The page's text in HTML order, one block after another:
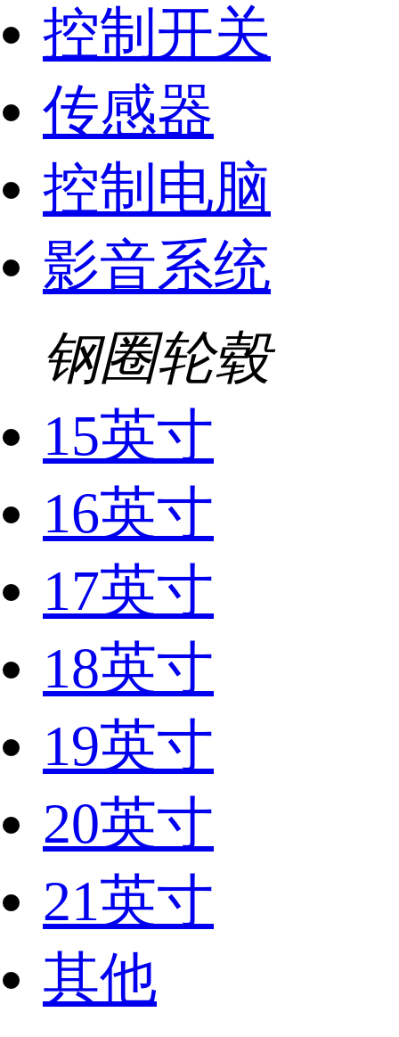
控制开关
传感器
控制电脑
影音系统
钢圈轮毂
15英寸
16英寸
17英寸
18英寸
19英寸
20英寸
21英寸
其他